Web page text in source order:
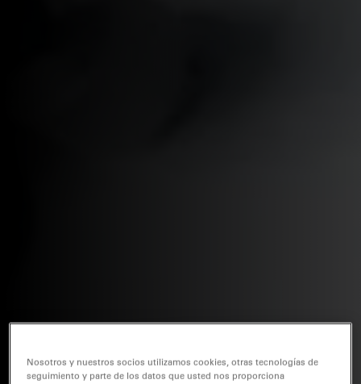
Nosotros y nuestros socios utilizamos cookies, otras tecnologías de
seguimiento y parte de los datos que usted nos proporciona